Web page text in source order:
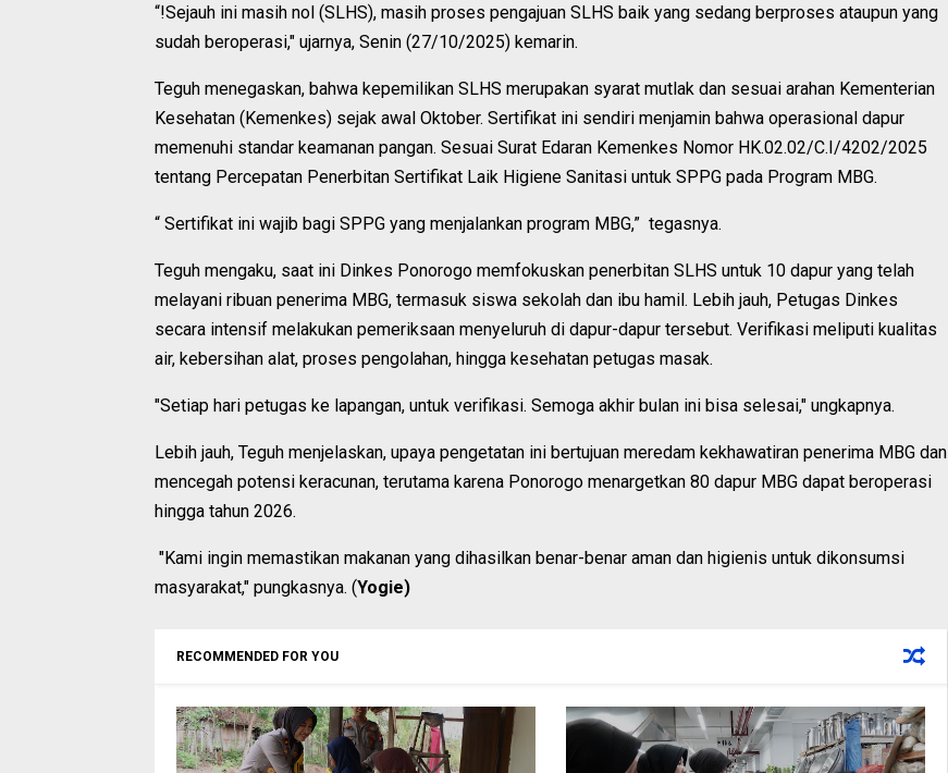
“!Sejauh ini masih nol (SLHS), masih proses pengajuan SLHS baik yang sedang berproses ataupun yang
sudah beroperasi," ujarnya, Senin (27/10/2025) kemarin.
Teguh menegaskan, bahwa kepemilikan SLHS merupakan syarat mutlak dan sesuai arahan Kementerian
Kesehatan (Kemenkes) sejak awal Oktober. Sertifikat ini sendiri menjamin bahwa operasional dapur
memenuhi standar keamanan pangan. Sesuai Surat Edaran Kemenkes Nomor HK.02.02/C.I/4202/2025
tentang Percepatan Penerbitan Sertifikat Laik Higiene Sanitasi untuk SPPG pada Program MBG.
“ Sertifikat ini wajib bagi SPPG yang menjalankan program MBG,” tegasnya.
Teguh mengaku, saat ini Dinkes Ponorogo memfokuskan penerbitan SLHS untuk 10 dapur yang telah
melayani ribuan penerima MBG, termasuk siswa sekolah dan ibu hamil. Lebih jauh, Petugas Dinkes
secara intensif melakukan pemeriksaan menyeluruh di dapur-dapur tersebut. Verifikasi meliputi kualitas
air, kebersihan alat, proses pengolahan, hingga kesehatan petugas masak.
"Setiap hari petugas ke lapangan, untuk verifikasi. Semoga akhir bulan ini bisa selesai," ungkapnya.
Lebih jauh, Teguh menjelaskan, upaya pengetatan ini bertujuan meredam kekhawatiran penerima MBG dan
mencegah potensi keracunan, terutama karena Ponorogo menargetkan 80 dapur MBG dapat beroperasi
hingga tahun 2026.
"Kami ingin memastikan makanan yang dihasilkan benar-benar aman dan higienis untuk dikonsumsi
masyarakat," pungkasnya. (Yogie)
RECOMMENDED FOR YOU